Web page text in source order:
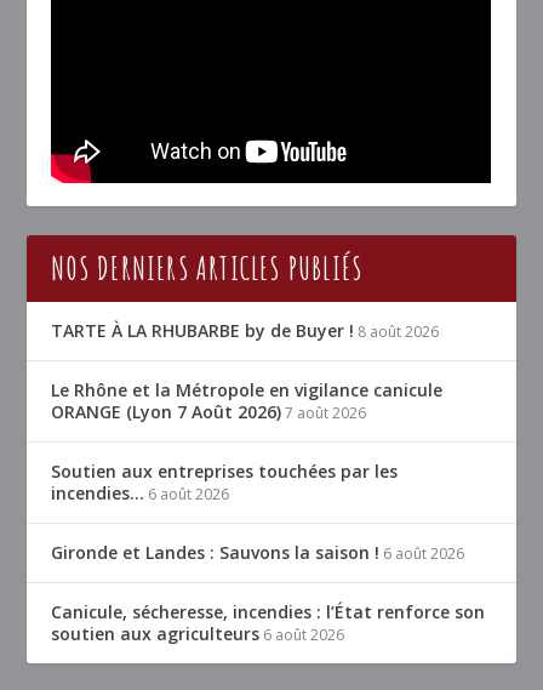
NOS DERNIERS ARTICLES PUBLIÉS
TARTE À LA RHUBARBE by de Buyer ! 8 août 2026
Le Rhône et la Métropole en vigilance canicule
ORANGE (Lyon 7 Août 2026) 7 août 2026
Soutien aux entreprises touchées par les
incendies… 6 août 2026
Gironde et Landes : Sauvons la saison ! 6 août 2026
Canicule, sécheresse, incendies : l’État renforce son
soutien aux agriculteurs 6 août 2026